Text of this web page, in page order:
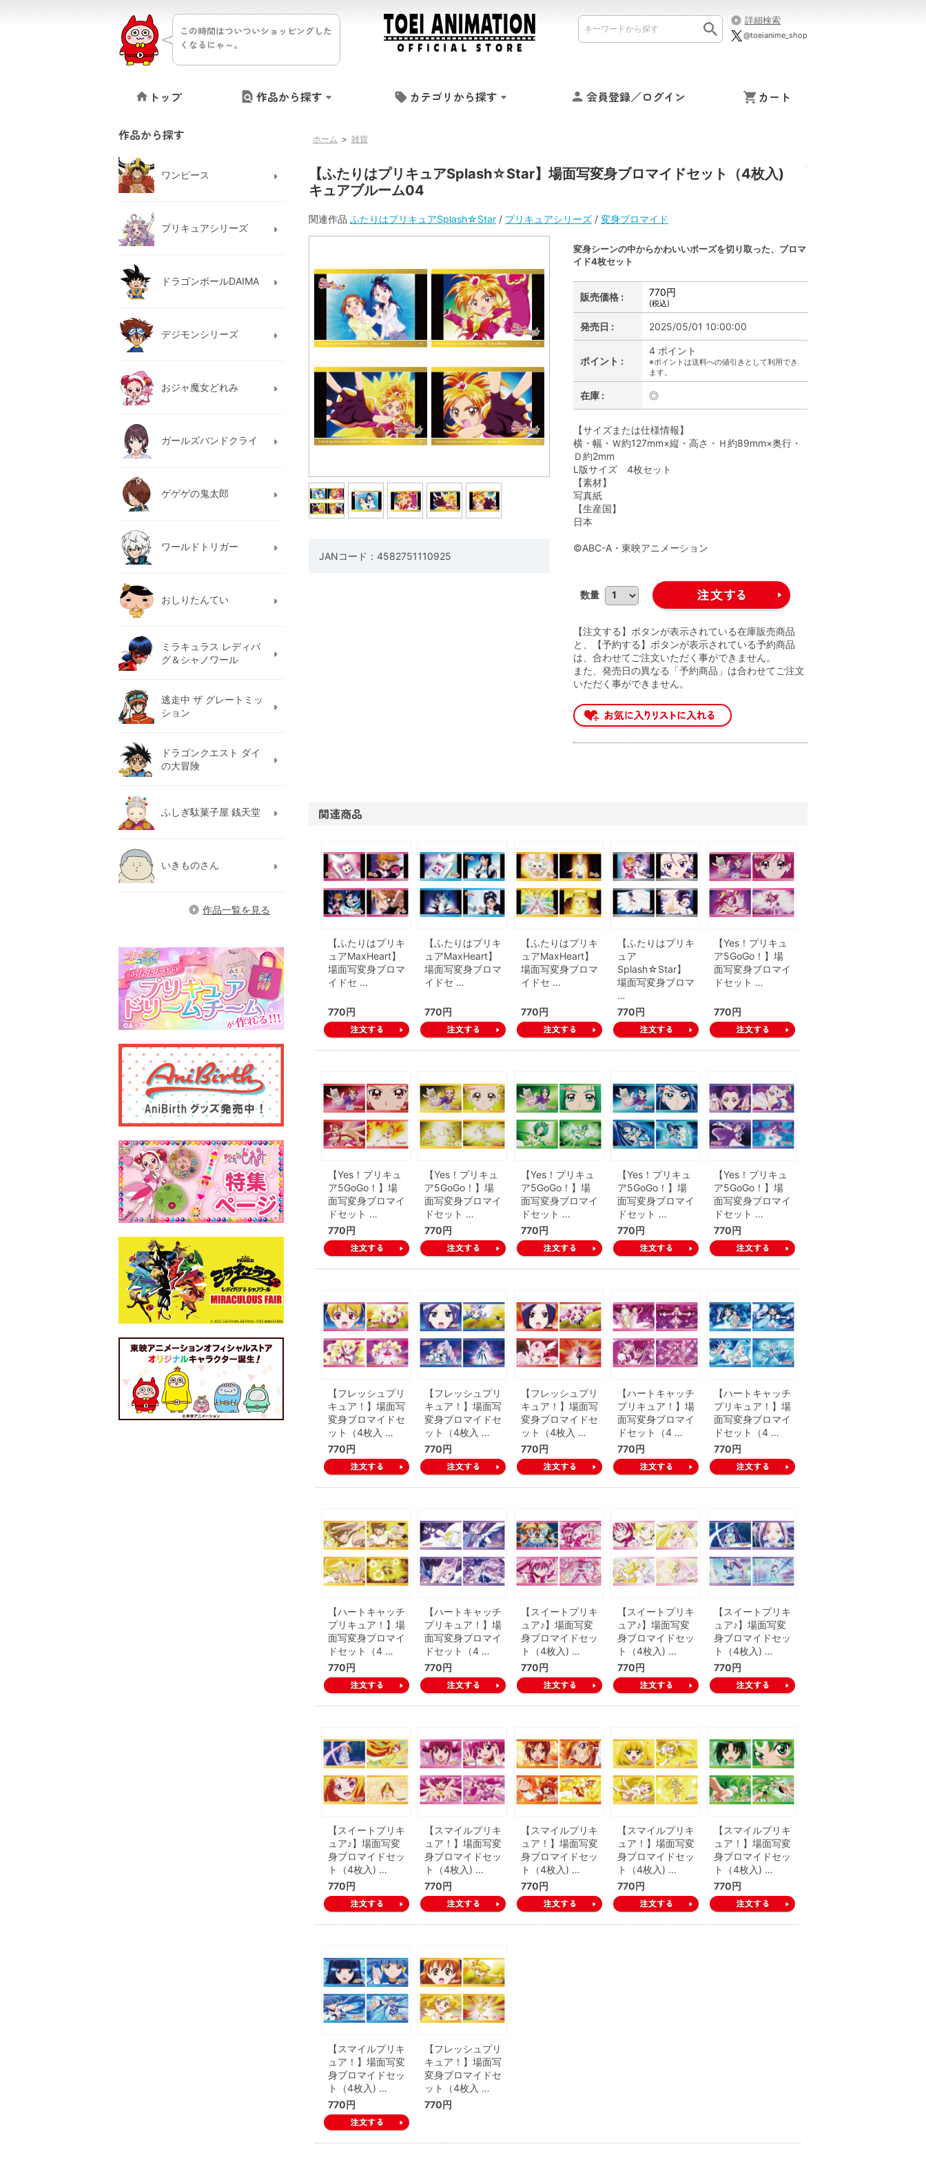
この時間はついついショッピングした
くなるにゃ～。
詳細検索
@toeianime_shop
トップ 作品から探す カテゴリから探す 会員登録／ログイン カート
ホーム > 雑貨
【ふたりはプリキュアSplash☆Star】場面写変身ブロマイドセット（4枚入)
キュアブルーム04
関連作品 ふたりはプリキュアSplash☆Star / プリキュアシリーズ / 変身ブロマイド
JANコード：4582751110925
変身シーンの中からかわいいポーズを切り取った、ブロマ
イド4枚セット
販売価格 : 770円
(税込)
発売日 : 2025/05/01 10:00:00
ポイント :
4 ポイント
※ポイントは送料への値引きとして利用でき
ます。
在庫 : ◎
【サイズまたは仕様情報】
横・幅・Ｗ約127mm×縦・高さ・Ｈ約89mm×奥行・
Ｄ約2mm
L版サイズ 4枚セット
【素材】
写真紙
【生産国】
日本
©ABC-A・東映アニメーション
数量
【注文する】ボタンが表示されている在庫販売商品
と、【予約する】ボタンが表示されている予約商品
は、合わせてご注文いただく事ができません。
また、発売日の異なる「予約商品」は合わせてご注文
いただく事ができません。
関連商品
【ふたりはプリキ
ュアMaxHeart】
場面写変身ブロマ
イドセ …
770円
【ふたりはプリキ
ュアMaxHeart】
場面写変身ブロマ
イドセ …
770円
【ふたりはプリキ
ュアMaxHeart】
場面写変身ブロマ
イドセ …
770円
【ふたりはプリキ
ュア
Splash☆Star】
場面写変身ブロマ
…
770円
【Yes！プリキュ
ア5GoGo！】場
面写変身ブロマイ
ドセット …
770円
【Yes！プリキュ
ア5GoGo！】場
面写変身ブロマイ
ドセット …
770円
【Yes！プリキュ
ア5GoGo！】場
面写変身ブロマイ
ドセット …
770円
【Yes！プリキュ
ア5GoGo！】場
面写変身ブロマイ
ドセット …
770円
【Yes！プリキュ
ア5GoGo！】場
面写変身ブロマイ
ドセット …
770円
【Yes！プリキュ
ア5GoGo！】場
面写変身ブロマイ
ドセット …
770円
【フレッシュプリ
キュア！】場面写
変身ブロマイドセ
ット（4枚入 …
770円
【フレッシュプリ
キュア！】場面写
変身ブロマイドセ
ット（4枚入 …
770円
【フレッシュプリ
キュア！】場面写
変身ブロマイドセ
ット（4枚入 …
770円
【ハートキャッチ
プリキュア！】場
面写変身ブロマイ
ドセット（4 …
770円
【ハートキャッチ
プリキュア！】場
面写変身ブロマイ
ドセット（4 …
770円
【ハートキャッチ
プリキュア！】場
面写変身ブロマイ
ドセット（4 …
770円
【ハートキャッチ
プリキュア！】場
面写変身ブロマイ
ドセット（4 …
770円
【スイートプリキ
ュア♪】場面写変
身ブロマイドセッ
ト（4枚入) …
770円
【スイートプリキ
ュア♪】場面写変
身ブロマイドセッ
ト（4枚入) …
770円
【スイートプリキ
ュア♪】場面写変
身ブロマイドセッ
ト（4枚入) …
770円
【スイートプリキ
ュア♪】場面写変
身ブロマイドセッ
ト（4枚入) …
770円
【スマイルプリキ
ュア！】場面写変
身ブロマイドセッ
ト（4枚入) …
770円
【スマイルプリキ
ュア！】場面写変
身ブロマイドセッ
ト（4枚入) …
770円
【スマイルプリキ
ュア！】場面写変
身ブロマイドセッ
ト（4枚入) …
770円
【スマイルプリキ
ュア！】場面写変
身ブロマイドセッ
ト（4枚入) …
770円
【スマイルプリキ
ュア！】場面写変
身ブロマイドセッ
ト（4枚入) …
770円
【フレッシュプリ
キュア！】場面写
変身ブロマイドセ
ット（4枚入 …
770円
作品から探す
ワンピース
プリキュアシリーズ
ドラゴンボールDAIMA
デジモンシリーズ
おジャ魔女どれみ
ガールズバンドクライ
ゲゲゲの鬼太郎
ワールドトリガー
おしりたんてい
ミラキュラス レディバ
グ＆シャノワール
逃走中 ザ グレートミッ
ション
ドラゴンクエスト ダイ
の大冒険
ふしぎ駄菓子屋 銭天堂
いきものさん
作品一覧を見る